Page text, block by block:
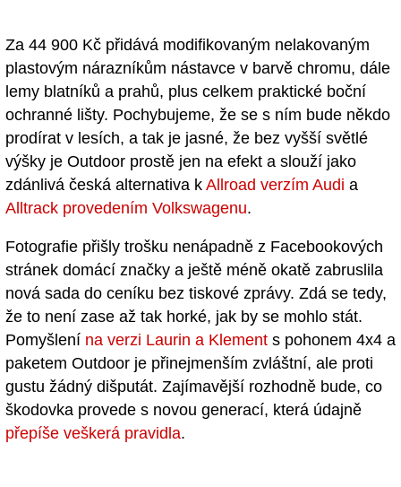
Za 44 900 Kč přidává modifikovaným nelakovaným
plastovým nárazníkům nástavce v barvě chromu, dále
lemy blatníků a prahů, plus celkem praktické boční
ochranné lišty. Pochybujeme, že se s ním bude někdo
prodírat v lesích, a tak je jasné, že bez vyšší světlé
výšky je Outdoor prostě jen na efekt a slouží jako
zdánlivá česká alternativa k Allroad verzím Audi a
Alltrack provedením Volkswagenu.
Fotografie přišly trošku nenápadně z Facebookových
stránek domácí značky a ještě méně okatě zabruslila
nová sada do ceníku bez tiskové zprávy. Zdá se tedy,
že to není zase až tak horké, jak by se mohlo stát.
Pomyšlení na verzi Laurin a Klement s pohonem 4x4 a
paketem Outdoor je přinejmenším zvláštní, ale proti
gustu žádný dišputát. Zajímavější rozhodně bude, co
škodovka provede s novou generací, která údajně
přepíše veškerá pravidla.